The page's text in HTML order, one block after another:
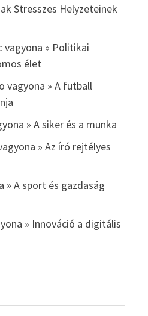
Stresszes Helyzeteinek
vagyona » Politikai
élet
vagyona » A futball
» A siker és a munka
» Az író rejtélyes
» A sport és gazdaság
» Innováció a digitális